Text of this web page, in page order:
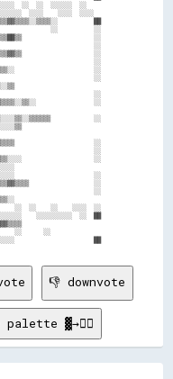
░░  ░░  ░░░░░░  ░░
░░░░    ░░░░  ░░░░
██
░░          ░░
░░
░░
░░
░░
░░
░░
░░
░░
░░░░      ░░
░░
░░
░░
░░
░░
░░░░
░░
░░
░░
░░  ░░    ░░    ░░░░  ░░
░░░░░░░░░░  ░░  ██
░░    ░░      ░░
👎 downvote
▓→✊🏽